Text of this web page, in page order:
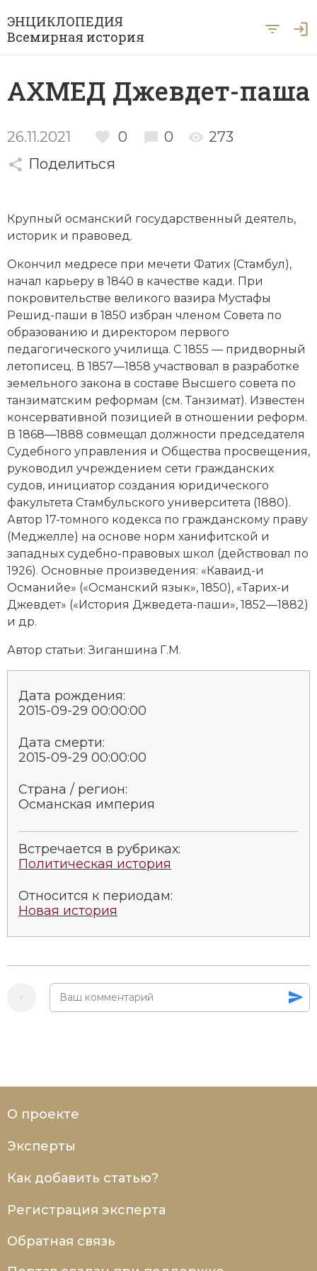
ЭНЦИКЛОПЕДИЯ
Всемирная история
Рубрики
Азия
Археология
Ближний Восток
Византия
Военная история
Генеалогия, геральдика
Государство и право
Европа
Империи
Историческая география и топонимика
История материальной и духовной культуры
История международных отношений
История, философия, теория и методология
исторического знания
Итория международных отношений
Латинская Америка
Новая история
Нумизматика
Образование
Политическая история
Религия и церковь
Россия
Социально-экономическая история
Специальные исторические дисциплины
Античность
История Первобытного общества
Новая история
Новейшая история
А … Я
Й К Л М Н О П Р С Т
Ю Я
АХМЕД Джевдет-паша
26.11.2021 0 0
273
Поделиться
Крупный османский государственный деятель,
историк и правовед .
Окончил медресе при мечети Фатих (Стамбул),
начал карьеру в 1840 в качестве кади. При
покровительстве великого вазира Мустафы
Решид-паши в 1850 избран членом Совета по
образованию и директором первого
педагогического училища. С 1855 — придворный
летописец. В 1857—1858 участвовал в разработке
земельного закона в составе Высшего совета по
танзиматским реформам (см. Танзимат). Известен
консервативной позицией в отношении реформ.
В 1868—1888 совмещал должности председателя
Судебного управления и Общества просвещения,
руководил учреждением сети гражданских
судов, инициатор создания юридического
факультета Стамбульского университета (1880).
Автор 17-томного кодекса по гражданскому праву
(Меджелле) на основе норм ханифитской и
западных судебно-правовых школ (действовал по
1926). Основные произведения: «Каваид-и
Османийе» («Османский язык», 1850), «Тарих-и
Джевдет» («История Джведета-паши», 1852—1882)
и др.
Автор статьи: Зиганшина Г.М.
Дата рождения:
2015-09-29 00:00:00
Дата смерти:
2015-09-29 00:00:00
Страна / регион:
Османская империя
Встречается в рубриках:
Политическая история
Относится к периодам:
Новая история
О проекте
Эксперты
Как добавить статью?
Регистрация эксперта
Обратная связь